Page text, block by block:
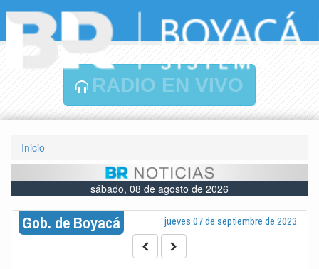
RADIO EN VIVO
Inicio
sábado, 08 de agosto de 2026
Gob. de Boyacá jueves 07 de septiembre de 2023